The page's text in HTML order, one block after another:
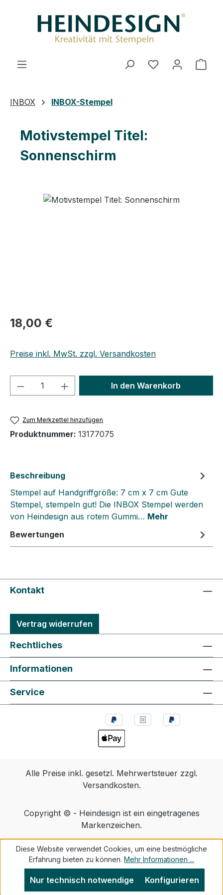
Du hast 0
INBOX INBOX-Stempel
Motivstempel Titel:
Sonnenschirm
Regulärer Preis:
18,00 €
Preise inkl. MwSt. zzgl. Versandkosten
Produkt Anzahl: Gib denIn den Warenkorb
Zum Merkzettel hinzufügen
Produktnummer: 13177075
Beschreibung
Stempel auf Handgriffgröße: 7 cm x 7 cm Gute
Stempel, stempeln gut! Die INBOX Stempel werden
von Heindesign aus rotem Gummi… Mehr
Bewertungen
Kontakt
Vertrag widerrufen
Rechtliches
Informationen
Service
Alle Preise inkl. gesetzl. Mehrwertsteuer zzgl.
Versandkosten.
Copyright © - Heindesign ist ein eingetragenes
Markenzeichen.
Diese Website verwendet Cookies, um eine bestmögliche
Erfahrung bieten zu können. Mehr Informationen ...
Nur technisch notwendige Konfigurieren